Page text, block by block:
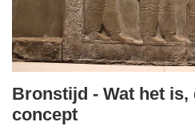
Bronstijd - Wat het is,
concept